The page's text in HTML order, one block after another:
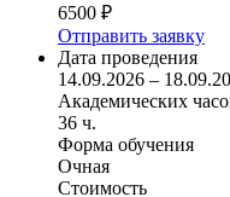
6500 ₽
Отправить заявку
Дата проведения
14.09.2026 –
Академических
36 ч.
Форма обучения
Очная
Стоимость